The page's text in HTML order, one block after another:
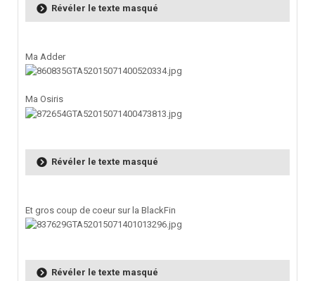
Révéler le texte masqué
Ma Adder
Ma Osiris
Révéler le texte masqué
Et gros coup de coeur sur la BlackFin
Révéler le texte masqué